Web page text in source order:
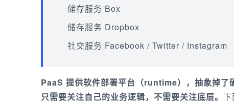
储存服务 Box
储存服务 Dropbox
社交服务 Facebook / Twitter / Instagram
PaaS 提供软件部署平台（runtime），抽象掉
只需要关注自己的业务逻辑，不需要关注底层。